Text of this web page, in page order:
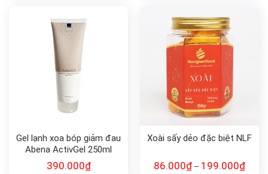
Gel lạnh xoa bóp giảm đau
Abena ActivGel 250ml
390.000₫
Xoài sấy dẻo đặc biệt NLF
86.000₫ – 199.000₫